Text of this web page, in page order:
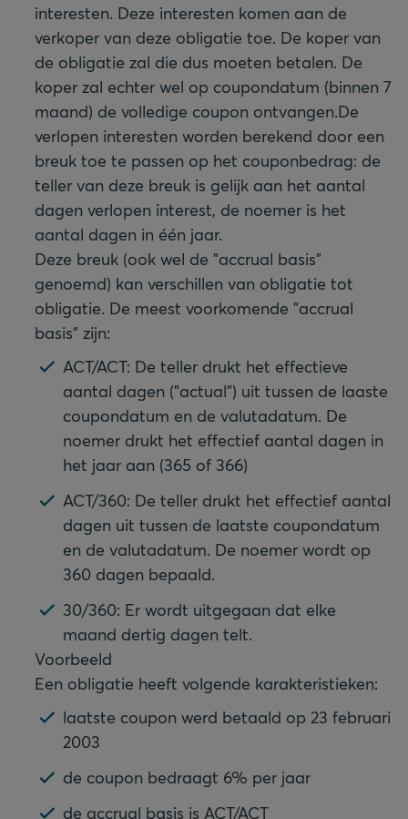
interesten. Deze interesten komen aan de
verkoper van deze obligatie toe. De koper van
de obligatie zal die dus moeten betalen. De
koper zal echter wel op coupondatum (binnen 7
maand) de volledige coupon ontvangen.De
verlopen interesten worden berekend door een
breuk toe te passen op het couponbedrag: de
teller van deze breuk is gelijk aan het aantal
dagen verlopen interest, de noemer is het
aantal dagen in één jaar.
Deze breuk (ook wel de "accrual basis"
genoemd) kan verschillen van obligatie tot
obligatie. De meest voorkomende "accrual
basis" zijn:
ACT/ACT: De teller drukt het effectieve
aantal dagen ("actual") uit tussen de laaste
coupondatum en de valutadatum. De
noemer drukt het effectief aantal dagen in
het jaar aan (365 of 366)
ACT/360: De teller drukt het effectief aantal
dagen uit tussen de laatste coupondatum
en de valutadatum. De noemer wordt op
360 dagen bepaald.
30/360: Er wordt uitgegaan dat elke
maand dertig dagen telt.
Voorbeeld
Een obligatie heeft volgende karakteristieken:
laatste coupon werd betaald op 23 februari
2003
de coupon bedraagt 6% per jaar
de accrual basis is ACT/ACT